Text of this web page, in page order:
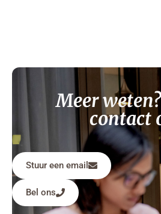
Meer
contact
Stuur een email
Bel ons